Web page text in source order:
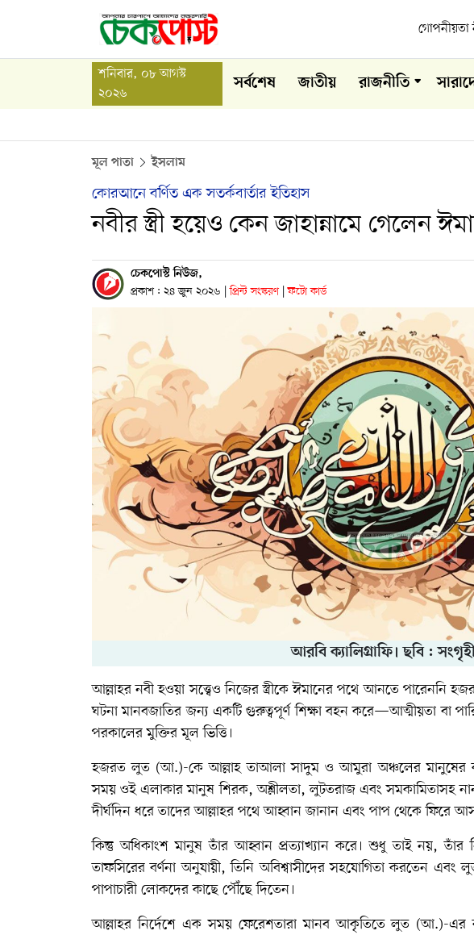
গোপনীয়তা
শনিবার, ০৮ আগস্ট
২০২৬
সর্বশেষ জাতীয় রাজনীতি
মূল পাতা ইসলাম
কোরআনে বর্ণিত এক সতর্কবার্তার ইতিহাস
নবীর স্ত্রী হয়েও কেন জাহান্নামে গেলেন
চেকপোস্ট নিউজ,
প্রকাশ : ২৪ জুন ২০২৬ | প্রিন্ট সংস্করণ | ফটো কার্ড
আরবি ক্যালিগ্রাফি। ছবি :
আল্লাহর নবী হওয়া সত্ত্বেও নিজের স্ত্রীকে ঈমানের পথে আনতে
ঘটনা মানবজাতির জন্য একটি গুরুত্বপূর্ণ শিক্ষা বহন করে—আত্মীয়তা বা
পরকালের মুক্তির মূল ভিত্তি।
হজরত লুত (আ.)-কে আল্লাহ তাআলা সাদুম ও আমুরা অঞ্চলের মানুষের
সময় ওই এলাকার মানুষ শিরক, অশ্লীলতা, লুটতরাজ এবং সমকামিতাসহ
দীর্ঘদিন ধরে তাদের আল্লাহর পথে আহ্বান জানান এবং পাপ থেকে ফিরে
কিন্তু অধিকাংশ মানুষ তাঁর আহ্বান প্রত্যাখ্যান করে। শুধু তাই নয়, তাঁর
তাফসিরের বর্ণনা অনুযায়ী, তিনি অবিশ্বাসীদের সহযোগিতা করতেন
পাপাচারী লোকদের কাছে পৌঁছে দিতেন।
আল্লাহর নির্দেশে এক সময় ফেরেশতারা মানব আকৃতিতে লুত (আ.)-এর